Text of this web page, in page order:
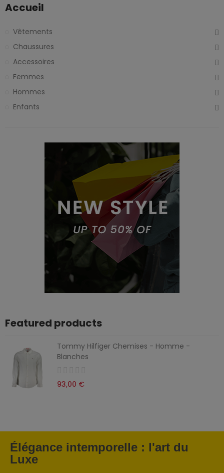
Accueil
Vêtements
Chaussures
Accessoires
Femmes
Hommes
Enfants
Featured products
Tommy Hilfiger Chemises - Homme -
Blanches
93,00 €
Élégance intemporelle : l'art du
Luxe